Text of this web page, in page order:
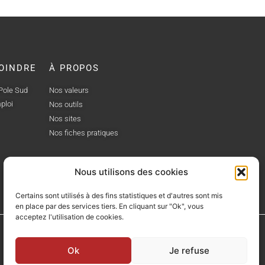
Nous utilisons des cookies
Certains sont utilisés à des fins statistiques et d'autres sont mis
en place par des services tiers. En cliquant sur "Ok", vous
acceptez l'utilisation de cookies.
Ok Je refuse
Sud
À PROPOS
Nos valeurs
Nos outils
Nos sites
Nos fiches pratiques